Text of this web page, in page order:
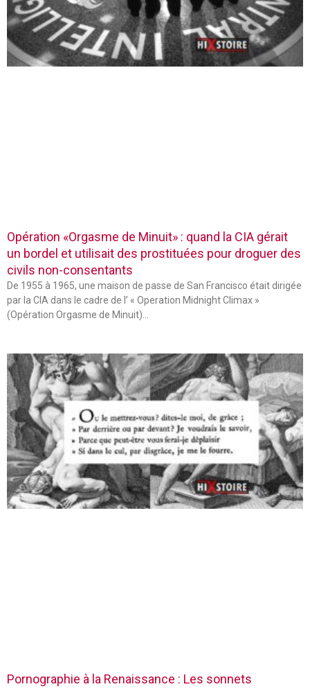
Opération «Orgasme de Minuit» : quand la CIA gérait
un bordel et utilisait des prostituées pour droguer des
civils non-consentants
De 1955 à 1965, une maison de passe de San Francisco était dirigée
par la CIA dans le cadre de l’ « Operation Midnight Climax »
(Opération Orgasme de Minuit)…
Pornographie à la Renaissance : Les sonnets